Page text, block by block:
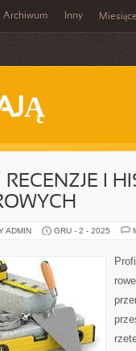
Archiwum Inny Miesiące
I RECENZJE I
ADMIN GRU - 2 - 2025